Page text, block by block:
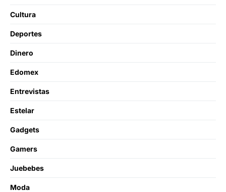
Cultura
Deportes
Dinero
Edomex
Entrevistas
Estelar
Gadgets
Gamers
Juebebes
Moda